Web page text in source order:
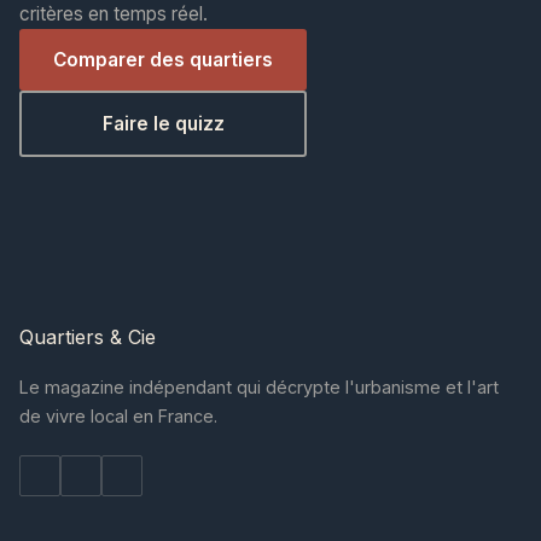
critères en temps réel.
Comparer des quartiers
Faire le quizz
Quartiers & Cie
Le magazine indépendant qui décrypte l'urbanisme et l'art
de vivre local en France.